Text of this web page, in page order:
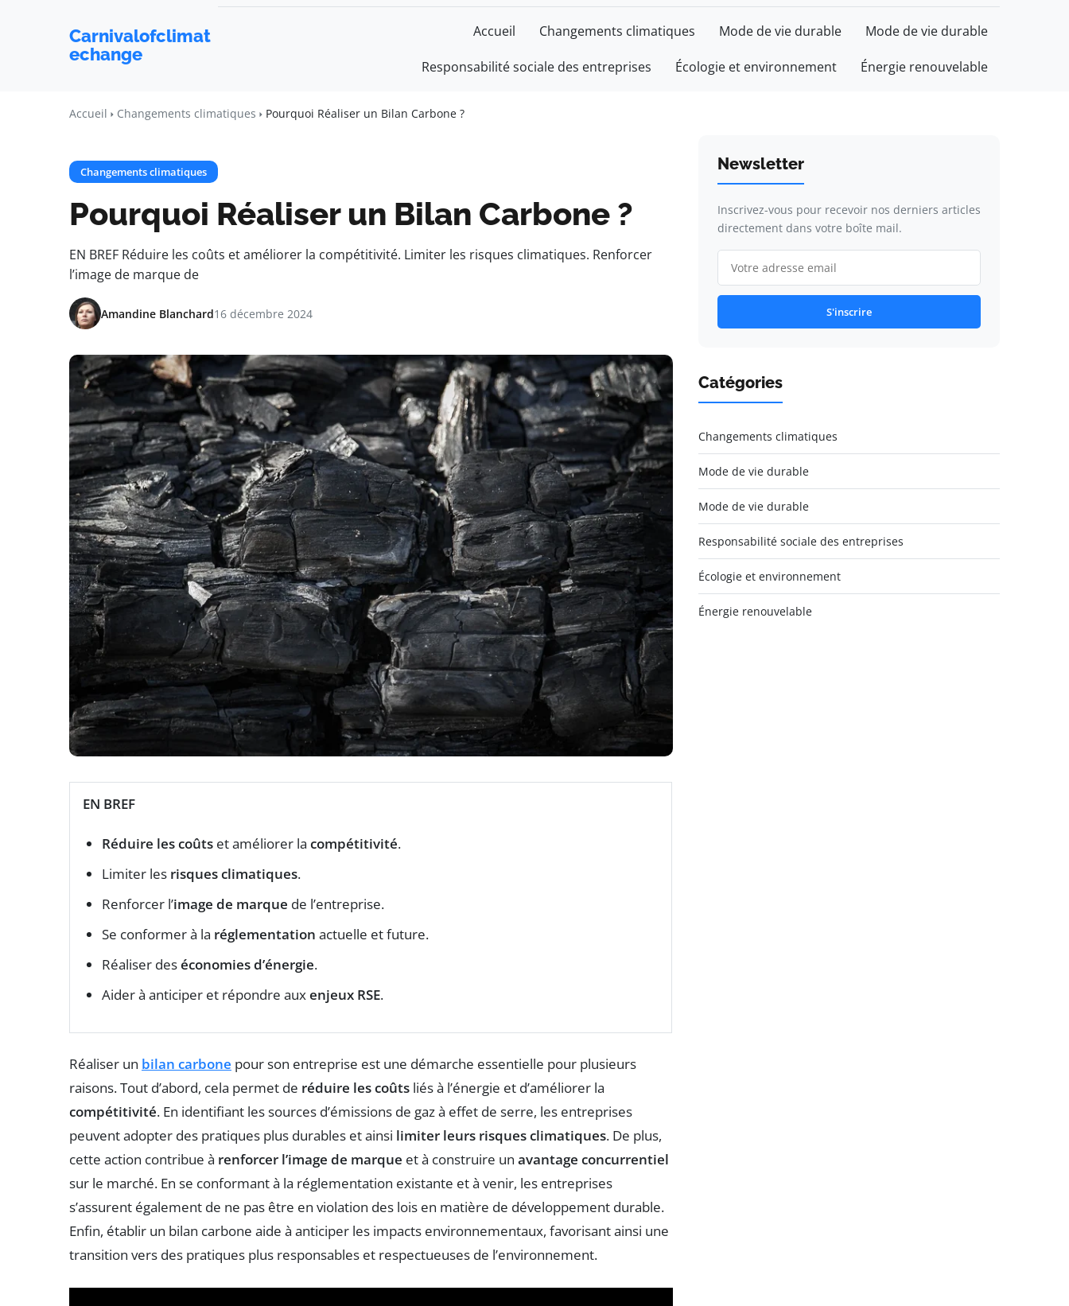
Carnivalofclimat
echange
Accueil Changements climatiques Mode de vie durable Mode de vie durable
Responsabilité sociale des entreprises Écologie et environnement Énergie renouvelable
Accueil Changements climatiques Pourquoi Réaliser un Bilan Carbone ?
Changements climatiques
Pourquoi Réaliser un Bilan Carbone ?
EN BREF Réduire les coûts et améliorer la compétitivité. Limiter les risques climatiques. Renforcer
l’image de marque de
Amandine Blanchard16 décembre 2024
EN BREF
Réduire les coûts et améliorer la compétitivité.
Limiter les risques climatiques.
Renforcer l’image de marque de l’entreprise.
Se conformer à la réglementation actuelle et future.
Réaliser deséconomies d’énergie.
Aider à anticiper et répondre auxenjeux RSE.
Réaliser un bilan carbone pour son entreprise est une démarche essentielle pour plusieurs
raisons. Tout d’abord, cela permet de réduire les coûts liés à l’énergie et d’améliorer la
compétitivité. En identifiant les sources d’émissions de gaz à effet de serre, les entreprises
peuvent adopter des pratiques plus durables et ainsi limiter leurs risques climatiques. De plus,
cette action contribue à renforcer l’image de marque et à construire un avantage concurrentiel
sur le marché. En se conformant à la réglementation existante et à venir, les entreprises
s’assurent également de ne pas être en violation des lois en matière de développement durable.
Enfin, établir un bilan carbone aide à anticiper les impacts environnementaux, favorisant ainsi une
transition vers des pratiques plus responsables et respectueuses de l’environnement.
Newsletter
Inscrivez-vous pour recevoir nos derniers articles
directement dans votre boîte mail.
S'inscrire
Catégories
Changements climatiques
Mode de vie durable
Mode de vie durable
Responsabilité sociale des entreprises
Écologie et environnement
Énergie renouvelable